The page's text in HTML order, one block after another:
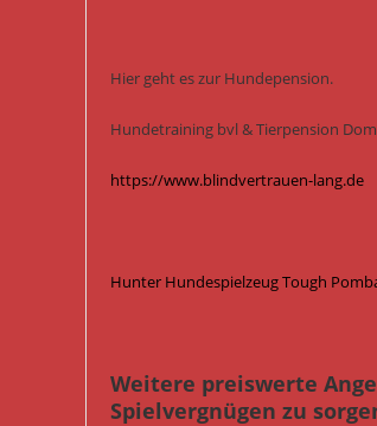
Hier geht es zur Hundepension.
Hundetraining bvl & Tierpension
https://www.blindvertrauen-lang.de
Hunter Hundespielzeug Tough
Weitere preiswerte
Spielvergnügen zu